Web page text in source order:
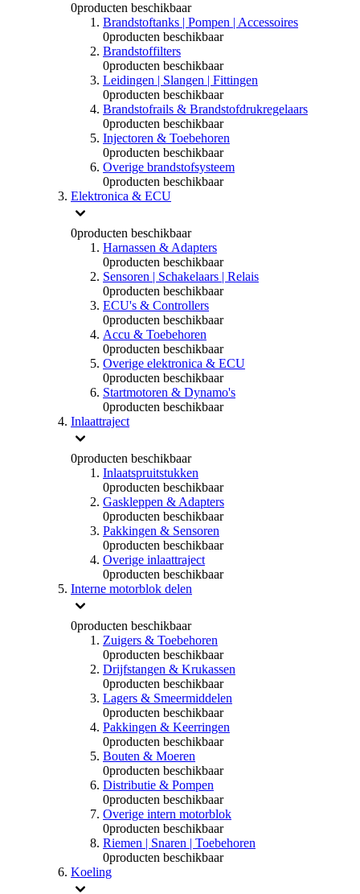
0producten beschikbaar
Brandstoftanks | Pompen | Accessoires
0producten beschikbaar
Brandstoffilters
0producten beschikbaar
Leidingen | Slangen | Fittingen
0producten beschikbaar
Brandstofrails & Brandstofdrukregelaars
0producten beschikbaar
Injectoren & Toebehoren
0producten beschikbaar
Overige brandstofsysteem
0producten beschikbaar
Elektronica & ECU
0producten beschikbaar
Harnassen & Adapters
0producten beschikbaar
Sensoren | Schakelaars | Relais
0producten beschikbaar
ECU's & Controllers
0producten beschikbaar
Accu & Toebehoren
0producten beschikbaar
Overige elektronica & ECU
0producten beschikbaar
Startmotoren & Dynamo's
0producten beschikbaar
Inlaattraject
0producten beschikbaar
Inlaatspruitstukken
0producten beschikbaar
Gaskleppen & Adapters
0producten beschikbaar
Pakkingen & Sensoren
0producten beschikbaar
Overige inlaattraject
0producten beschikbaar
Interne motorblok delen
0producten beschikbaar
Zuigers & Toebehoren
0producten beschikbaar
Drijfstangen & Krukassen
0producten beschikbaar
Lagers & Smeermiddelen
0producten beschikbaar
Pakkingen & Keerringen
0producten beschikbaar
Bouten & Moeren
0producten beschikbaar
Distributie & Pompen
0producten beschikbaar
Overige intern motorblok
0producten beschikbaar
Riemen | Snaren | Toebehoren
0producten beschikbaar
Koeling